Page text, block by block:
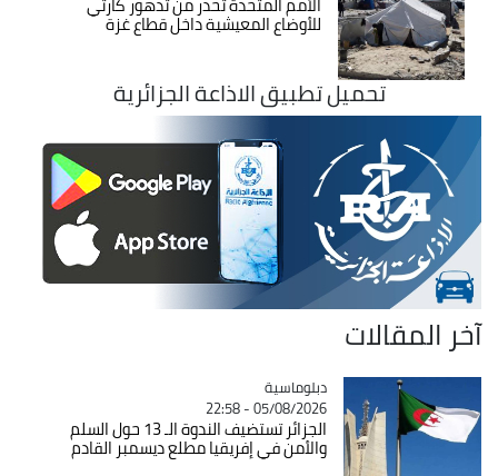
للأوضاع المعيشية داخل قطاع غزة
تحميل تطبيق الاذاعة الجزائرية
آخر المقالات
Catégorie
دبلوماسية
05/08/2026 - 22:58
الجزائر تستضيف الندوة الـ 13 حول السلم
والأمن في إفريقيا مطلع ديسمبر القادم